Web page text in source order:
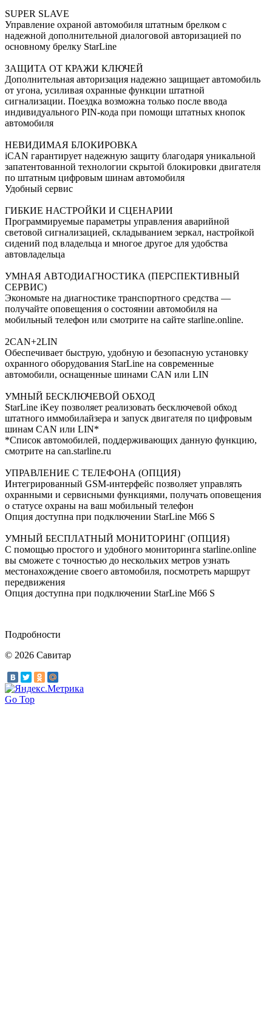
SUPER SLAVE
Управление охраной автомобиля штатным брелком с
надежной дополнительной диалоговой авторизацией по
основному брелку StarLine
ЗАЩИТА ОТ КРАЖИ КЛЮЧЕЙ
Дополнительная авторизация надежно защищает автомобиль
от угона, усиливая охранные функции штатной
сигнализации. Поездка возможна только после ввода
индивидуального PIN-кода при помощи штатных кнопок
автомобиля
НЕВИДИМАЯ БЛОКИРОВКА
iCAN гарантирует надежную защиту благодаря уникальной
запатентованной технологии скрытой блокировки двигателя
по штатным цифровым шинам автомобиля
Удобный сервис
ГИБКИЕ НАСТРОЙКИ И СЦЕНАРИИ
Программируемые параметры управления аварийной
световой сигнализацией, складыванием зеркал, настройкой
сидений под владельца и многое другое для удобства
автовладельца
УМНАЯ АВТОДИАГНОСТИКА (ПЕРСПЕКТИВНЫЙ
СЕРВИС)
Экономьте на диагностике транспортного средства —
получайте оповещения о состоянии автомобиля на
мобильный телефон или смотрите на сайте starline.online.
2CAN+2LIN
Обеспечивает быструю, удобную и безопасную установку
охранного оборудования StarLine на современные
автомобили, оснащенные шинами CAN или LIN
УМНЫЙ БЕСКЛЮЧЕВОЙ ОБХОД
StarLine iKey позволяет реализовать бесключевой обход
штатного иммобилайзера и запуск двигателя по цифровым
шинам CAN или LIN*
*Список автомобилей, поддерживающих данную функцию,
смотрите на can.starline.ru
УПРАВЛЕНИЕ С ТЕЛЕФОНА (ОПЦИЯ)
Интегрированный GSM-интерфейс позволяет управлять
охранными и сервисными функциями, получать оповещения
о статусе охраны на ваш мобильный телефон
Опция доступна при подключении StarLine M66 S
УМНЫЙ БЕСПЛАТНЫЙ МОНИТОРИНГ (ОПЦИЯ)
С помощью простого и удобного мониторинга starline.online
вы сможете с точностью до нескольких метров узнать
местонахождение своего автомобиля, посмотреть маршрут
передвижения
Опция доступна при подключении StarLine M66 S
Подробности
© 2026 Савитар
Go Top